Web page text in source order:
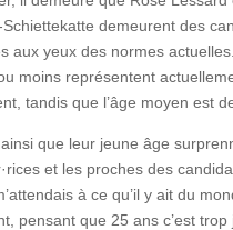
demeurent des
aux yeux des normes
moins représentent
tandis que l’âge moyen est
que leur jeune âge
et les proches des
à ce qu’il y ait du
pensant que 25 ans c’est trop